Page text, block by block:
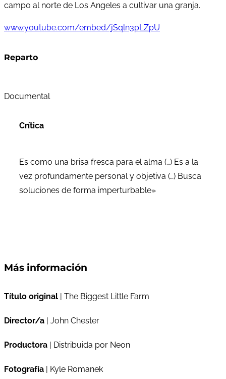
campo al norte de Los Angeles a cultivar una granja.
www.youtube.com/embed/jSqln3pLZpU
Reparto
Documental
Crítica
Es como una brisa fresca para el alma (…) Es a la
vez profundamente personal y objetiva (…) Busca
soluciones de forma imperturbable»
Más información
Título original | The Biggest Little Farm
Director/a | John Chester
Productora | Distribuida por Neon
Fotografía | Kyle Romanek